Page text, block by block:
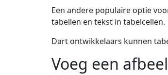
Een andere populaire optie
tabellen en tekst in tabelcellen.
Dart ontwikkelaars kunnen
Voeg een